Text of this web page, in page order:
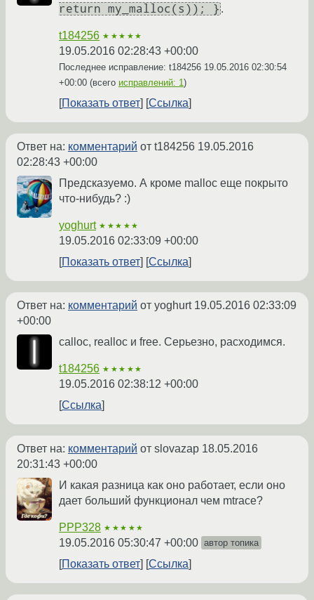
return my_malloc(s)); } .
t184256 ★★★★★
19.05.2016 02:28:43 +00:00
Последнее исправление: t184256 19.05.2016 02:30:54
+00:00 (всего исправлений: 1)
Показать ответ Ссылка
Ответ на: комментарий от t184256 19.05.2016
02:28:43 +00:00
Предсказуемо. А кроме malloc еще покрыто
что-нибудь? :)
yoghurt ★★★★★
19.05.2016 02:33:09 +00:00
Показать ответ
Ссылка
Ответ на: комментарий от yoghurt 19.05.2016 02:33:09
+00:00
calloc, realloc и free. Серьезно, расходимся.
t184256 ★★★★★
19.05.2016 02:38:12 +00:00
Ссылка
Ответ на: комментарий от slovazap 18.05.2016
20:31:43 +00:00
И какая разница как оно работает, если оно
дает больший функционал чем mtrace?
PPP328 ★★★★★
19.05.2016 05:30:47 +00:00 автор топика
Показать ответ Ссылка